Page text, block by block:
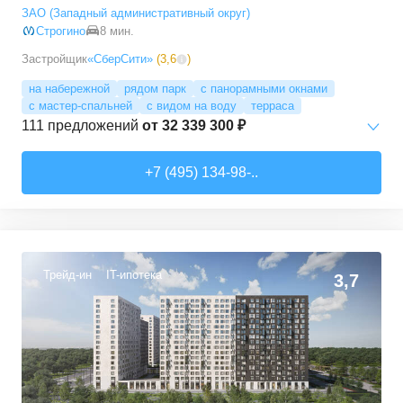
ЗАО (Западный административный округ)
Строгино
8 мин.
Застройщик«СберСити» (3,6 )
на набережной рядом парк
с панорамными окнами
с мастер-спальней
с видом на воду терраса
111 предложений от 32 339 300 ₽
41,6–77,94м² 28 предложений
2-комн. кв. от34 988 690 ₽
м² 38 предложений
3-комн. кв. от40 375 040 ₽
77,2–135,81м² 38 предложений
+7 (495) 134-98-..
Трейд-ин IT-ипотека 3,7